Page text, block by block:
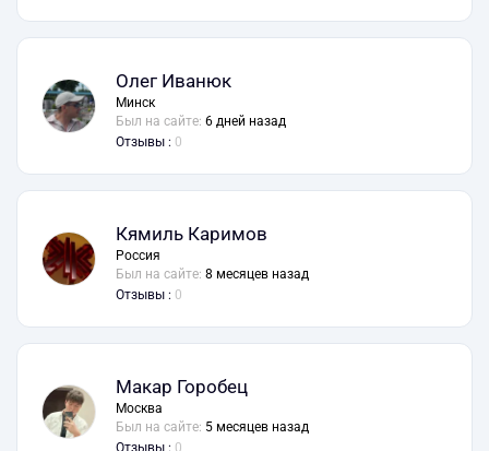
Олег Иванюк
Минск
Был на сайте: 6 дней назад
Отзывы : 0
Кямиль Каримов
Россия
Был на сайте: 8 месяцев назад
Отзывы : 0
Макар Горобец
Москва
Был на сайте: 5 месяцев назад
Отзывы : 0